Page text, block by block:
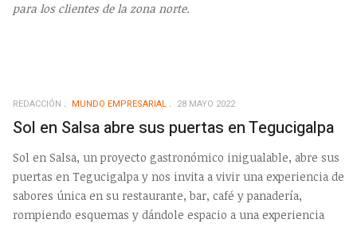
para los clientes de la zona norte.
REDACCIÓN MUNDO EMPRESARIAL 28 MAYO 2022
Sol en Salsa abre sus puertas en Tegucigalpa
Sol en Salsa, un proyecto gastronómico inigualable, abre sus
puertas en Tegucigalpa y nos invita a vivir una experiencia de
sabores única en su restaurante, bar, café y panadería,
rompiendo esquemas y dándole espacio a una experiencia